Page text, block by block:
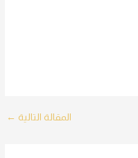
المقالة التالية ←